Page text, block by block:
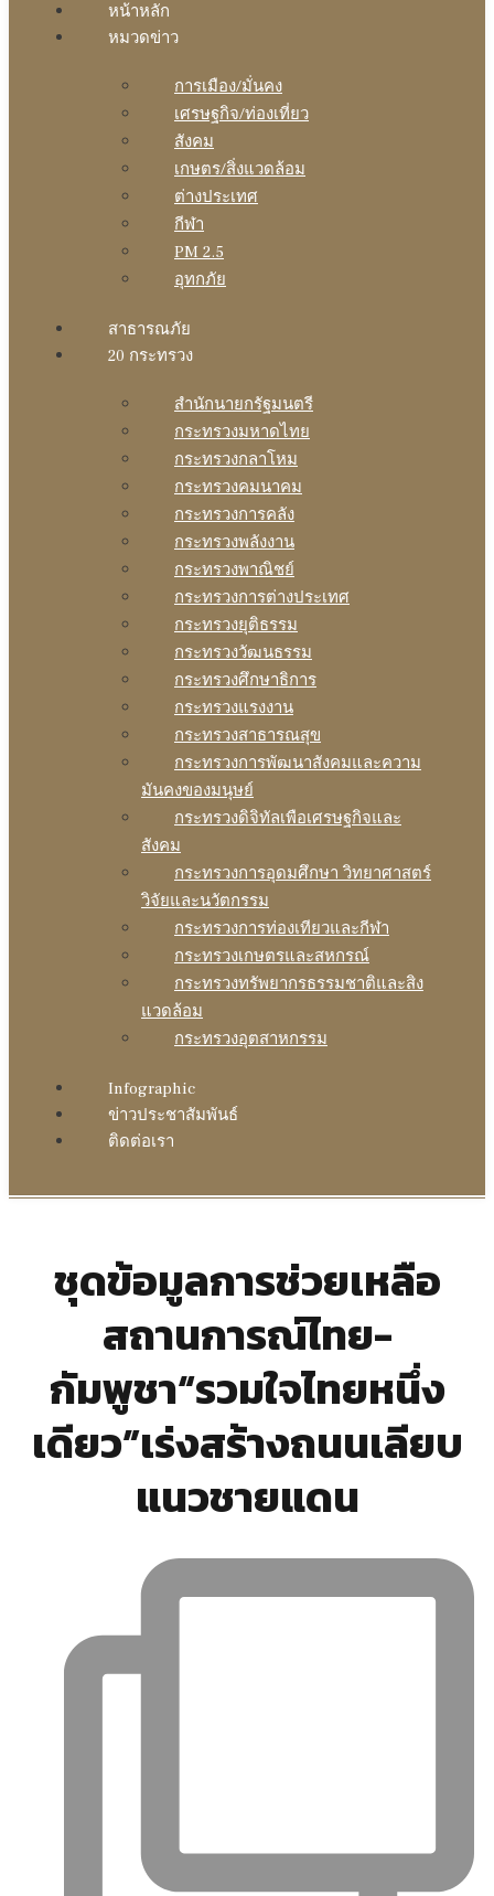
หน้าหลัก
หมวดข่าว
การเมือง/มั่นคง
เศรษฐกิจ/ท่องเที่ยว
สังคม
เกษตร/สิ่งแวดล้อม
ต่างประเทศ
กีฬา
PM 2.5
อุทกภัย
สาธารณภัย
20 กระทรวง
สํานักนายกรัฐมนตรี
กระทรวงมหาดไทย
กระทรวงกลาโหม
กระทรวงคมนาคม
กระทรวงการคลัง
กระทรวงพลังงาน
กระทรวงพาณิชย์
กระทรวงการต่างประเทศ
กระทรวงยุติธรรม
กระทรวงวัฒนธรรม
กระทรวงศึกษาธิการ
กระทรวงแรงงาน
กระทรวงสาธารณสุข
กระทรวงการพัฒนาสังคมและความ
มันคงของมนุษย์
กระทรวงดิจิทัลเพือเศรษฐกิจและ
สังคม
กระทรวงการอุดมศึกษา วิทยาศาสตร์
วิจัยและนวัตกรรม
กระทรวงการท่องเทียวและกีฬา
กระทรวงเกษตรและสหกรณ์
กระทรวงทรัพยากรธรรมชาติและสิง
แวดล้อม
กระทรวงอุตสาหกรรม
Infographic
ข่าวประชาสัมพันธ์
ติดต่อเรา
ชุดข้อมูลการช่วยเหลือ
สถานการณ์ไทย-
กัมพูชา“รวมใจไทยหนึ่ง
เดียว”เร่งสร้างถนนเลียบ
แนวชายแดน